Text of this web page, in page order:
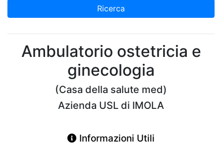
Ricerca
Ambulatorio ostetricia e
ginecologia
(Casa della salute med)
Azienda USL di IMOLA
Informazioni Utili